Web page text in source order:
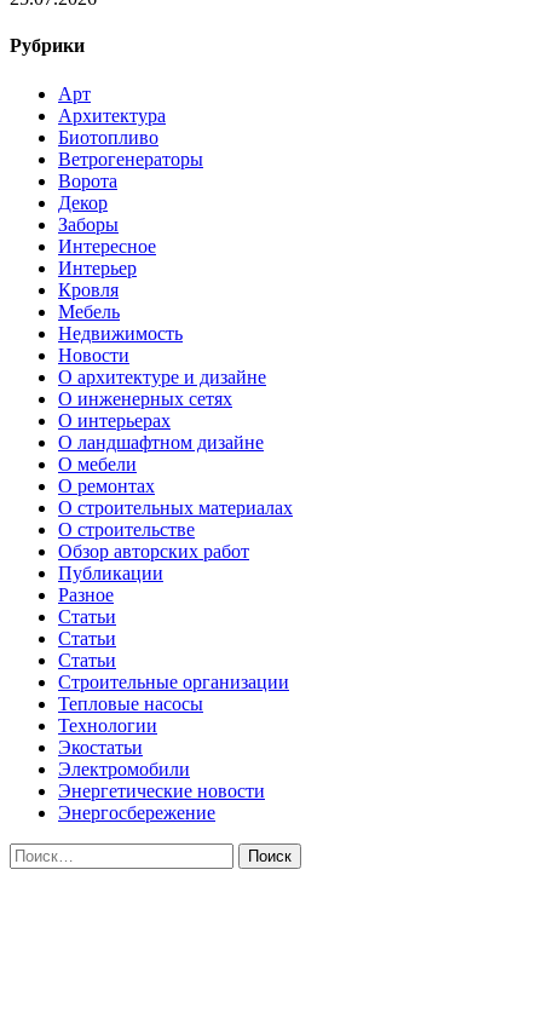
Рубрики
Арт
Архитектура
Биотопливо
Ветрогенераторы
Ворота
Декор
Заборы
Интересное
Интерьер
Кровля
Мебель
Недвижимость
Новости
О архитектуре и дизайне
О инженерных сетях
О интерьерах
О ландшафтном дизайне
О мебели
О ремонтах
О строительных материалах
О строительстве
Обзор авторских работ
Публикации
Разное
Статьи
Статьи
Статьи
Строительные организации
Тепловые насосы
Технологии
Экостатьи
Электромобили
Энергетические новости
Энергосбережение
Найти: